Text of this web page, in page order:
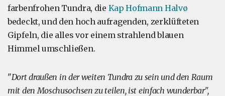
farbenfrohen Tundra, die Kap Hofmann Halvø
bedeckt, und den hoch aufragenden, zerklüfteten
Gipfeln, die alles vor einem strahlend blauen
Himmel umschließen.
"Dort draußen in der weiten Tundra zu sein und den Raum
mit den Moschusochsen zu teilen, ist einfach wunderbar",